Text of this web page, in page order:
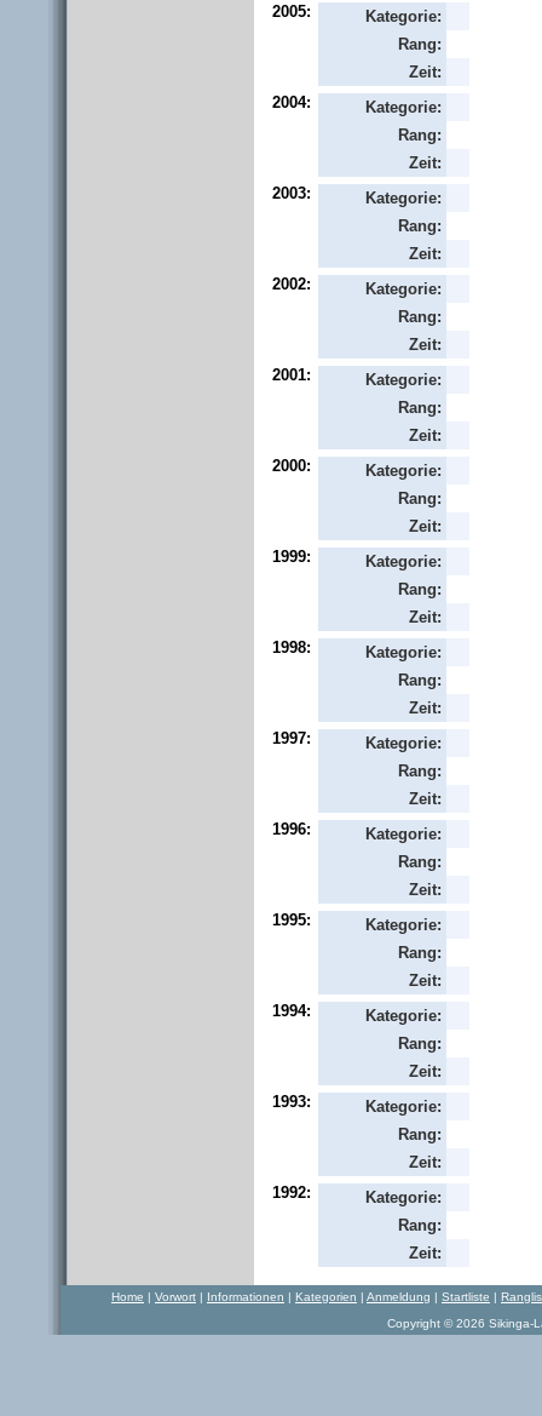
2005:
Kategorie:
Rang:
Zeit:
2004:
Kategorie:
Rang:
Zeit:
2003:
Kategorie:
Rang:
Zeit:
2002:
Kategorie:
Rang:
Zeit:
2001:
Kategorie:
Rang:
Zeit:
2000:
Kategorie:
Rang:
Zeit:
1999:
Kategorie:
Rang:
Zeit:
1998:
Kategorie:
Rang:
Zeit:
1997:
Kategorie:
Rang:
Zeit:
1996:
Kategorie:
Rang:
Zeit:
1995:
Kategorie:
Rang:
Zeit:
1994:
Kategorie:
Rang:
Zeit:
1993:
Kategorie:
Rang:
Zeit:
1992:
Kategorie:
Rang:
Zeit:
Home | Vorwort | Informationen | Kategorien | Anmeldung | Startliste |
Copyright © 2026 Sikinga-